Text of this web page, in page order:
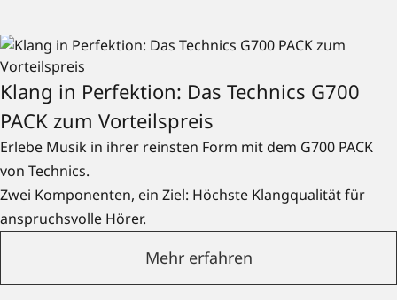
Klang in Perfektion: Das Technics G700
PACK zum Vorteilspreis
Erlebe Musik in ihrer reinsten Form mit dem G700 PACK
von Technics.
Zwei Komponenten, ein Ziel: Höchste Klangqualität für
anspruchsvolle Hörer.
Mehr erfahren